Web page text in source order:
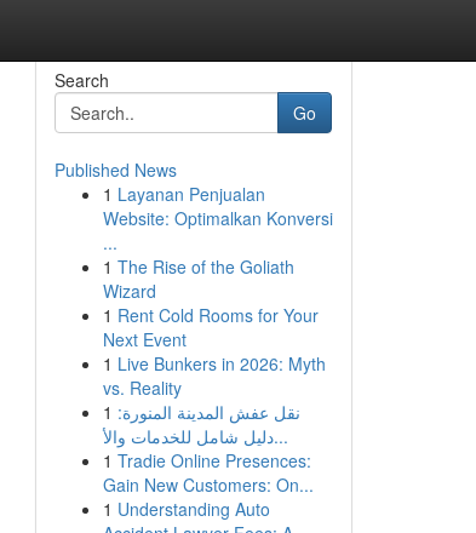
Search
Go
Published News
1 Layanan Penjualan
Website: Optimalkan Konversi
...
1 The Rise of the Goliath
Wizard
1 Rent Cold Rooms for Your
Next Event
1 Live Bunkers in 2026: Myth
vs. Reality
1 نقل عفش المدينة المنورة:
دليل شامل للخدمات والأ...
1 Tradie Online Presences:
Gain New Customers: On...
1 Understanding Auto